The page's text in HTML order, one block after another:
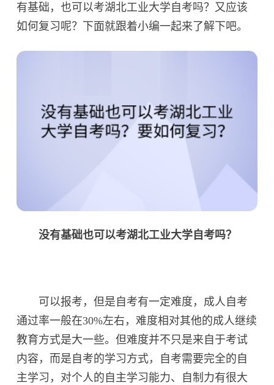
有基础，也可以考湖北工业大学自考吗？又应该
如何复习呢？下面就跟着小编一起来了解下吧。
没有基础也可以考湖北工业大学自考吗？
可以报考，但是自考有一定难度，成人自考
通过率一般在30%左右，难度相对其他的成人继续
教育方式是大一些。但难度并不只是来自于考试
内容，而是自考的学习方式，自考需要完全的自
主学习，对个人的自主学习能力、自制力有很大